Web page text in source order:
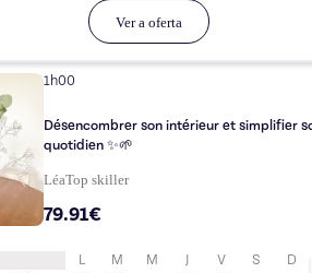
Ver a oferta
1h00
Désencombrer son intérieur et simplifier
quotidien ✨🌱
LéaTopskiller
79.91€
L M M J V S D